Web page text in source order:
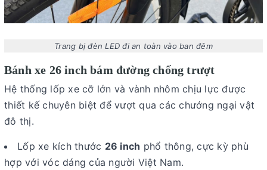
Trang bị đèn LED đi an toàn vào ban đêm
Bánh xe 26 inch bám đường chống trượt
Hệ thống lốp xe cỡ lớn và vành nhôm chịu lực được
thiết kế chuyên biệt để vượt qua các chướng ngại vật
đô thị.
Lốp xe kích thước 26 inch phổ thông, cực kỳ phù
hợp với vóc dáng của người Việt Nam.